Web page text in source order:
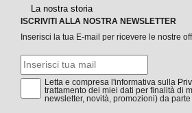
La nostra storia
ISCRIVITI ALLA NOSTRA NEWSLETTER
Inserisci la tua E-mail per ricevere le nostre
Letta e compresa l'informativa sulla
trattamento dei miei dati per finalità di
newsletter, novità, promozioni) da parte